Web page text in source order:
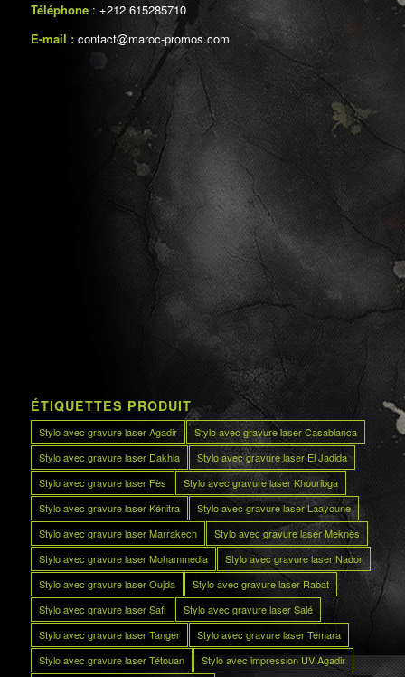
Téléphone : +212 615285710
E-mail : contact@maroc-promos.com
ÉTIQUETTES PRODUIT
Stylo avec gravure laser Agadir
Stylo avec gravure laser Casablanca
Stylo avec gravure laser Dakhla
Stylo avec gravure laser El Jadida
Stylo avec gravure laser Fès
Stylo avec gravure laser Khouribga
Stylo avec gravure laser Kénitra
Stylo avec gravure laser Laayoune
Stylo avec gravure laser Marrakech
Stylo avec gravure laser Meknès
Stylo avec gravure laser Mohammedia
Stylo avec gravure laser Nador
Stylo avec gravure laser Oujda
Stylo avec gravure laser Rabat
Stylo avec gravure laser Safi
Stylo avec gravure laser Salé
Stylo avec gravure laser Tanger
Stylo avec gravure laser Témara
Stylo avec gravure laser Tétouan
Stylo avec impression UV Agadir